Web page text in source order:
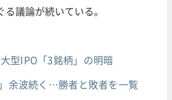
議論が続いている。
型IPO「3銘柄」の明暗
余波続く…勝者と敗者を一覧